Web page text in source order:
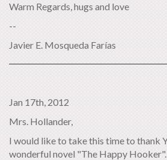
Warm Regards, hugs and love
--
Javier E. Mosqueda Farías
Jan 17th, 2012
Mrs. Hollander,
I would like to take this time to thank
wonderful novel "The Happy Hooker".